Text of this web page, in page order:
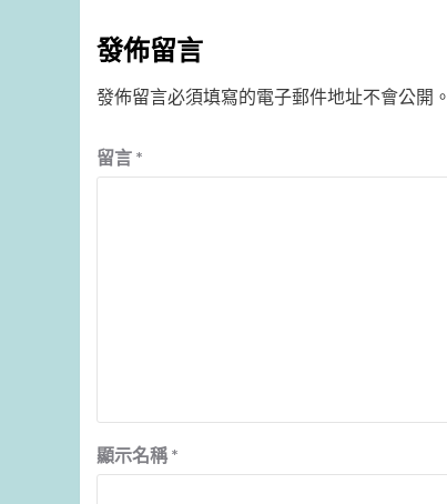
發佈留言
發佈留言必須填寫的電子郵件地址不會公開。
留言 *
顯示名稱 *